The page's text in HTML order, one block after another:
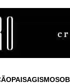
PAISAGISMO